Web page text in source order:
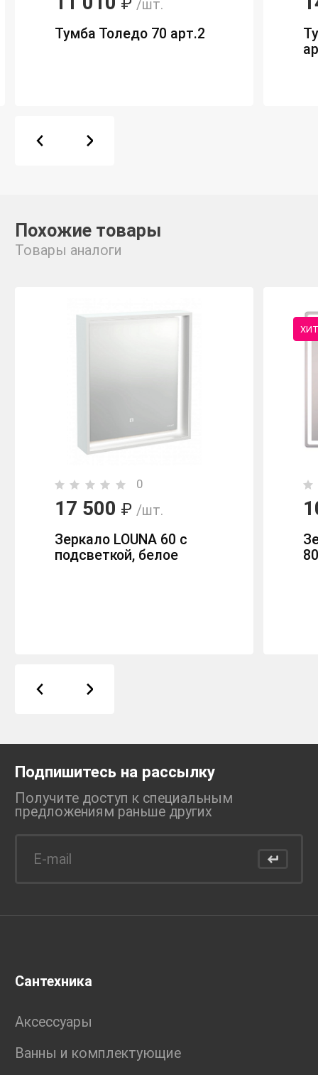
/шт.
Тумба Толедо 70 арт.2
Похожие товары
Товары аналоги
0
17 500 ₽ /шт.
Зеркало LOUNA 60 с
подсветкой, белое
ХИТ
Подпишитесь на рассылку
Получите доступ к специальным
предложениям раньше других
Сантехника
Аксессуары
Ванны и комплектующие